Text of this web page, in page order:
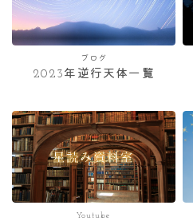
ブログ
2023年逆行天体一覧
Youtube